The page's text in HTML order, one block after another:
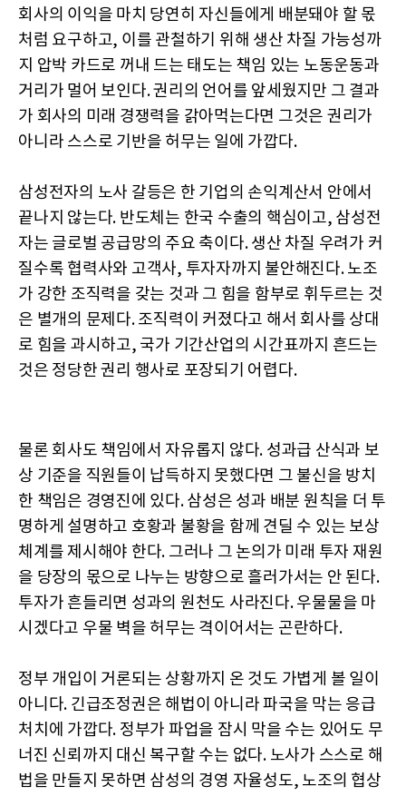
회사의 이익을 마치 당연히 자신들에게 배분돼야 할 몫
처럼 요구하고, 이를 관철하기 위해 생산 차질 가능성까
지 압박 카드로 꺼내 드는 태도는 책임 있는 노동운동과
거리가 멀어 보인다. 권리의 언어를 앞세웠지만 그 결과
가 회사의 미래 경쟁력을 갉아먹는다면 그것은 권리가
아니라 스스로 기반을 허무는 일에 가깝다.
삼성전자의 노사 갈등은 한 기업의 손익계산서 안에서
끝나지 않는다. 반도체는 한국 수출의 핵심이고, 삼성전
자는 글로벌 공급망의 주요 축이다. 생산 차질 우려가 커
질수록 협력사와 고객사, 투자자까지 불안해진다. 노조
가 강한 조직력을 갖는 것과 그 힘을 함부로 휘두르는 것
은 별개의 문제다. 조직력이 커졌다고 해서 회사를 상대
로 힘을 과시하고, 국가 기간산업의 시간표까지 흔드는
것은 정당한 권리 행사로 포장되기 어렵다.
물론 회사도 책임에서 자유롭지 않다. 성과급 산식과 보
상 기준을 직원들이 납득하지 못했다면 그 불신을 방치
한 책임은 경영진에 있다. 삼성은 성과 배분 원칙을 더 투
명하게 설명하고 호황과 불황을 함께 견딜 수 있는 보상
체계를 제시해야 한다. 그러나 그 논의가 미래 투자 재원
을 당장의 몫으로 나누는 방향으로 흘러가서는 안 된다.
투자가 흔들리면 성과의 원천도 사라진다. 우물물을 마
시겠다고 우물 벽을 허무는 격이어서는 곤란하다.
정부 개입이 거론되는 상황까지 온 것도 가볍게 볼 일이
아니다. 긴급조정권은 해법이 아니라 파국을 막는 응급
처치에 가깝다. 정부가 파업을 잠시 막을 수는 있어도 무
너진 신뢰까지 대신 복구할 수는 없다. 노사가 스스로 해
법을 만들지 못하면 삼성의 경영 자율성도, 노조의 협상